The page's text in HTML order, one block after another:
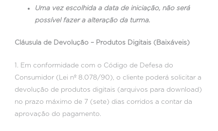
Uma vez escolhida a data de iniciação, não será
possível fazer a alteração da turma.
Cláusula de Devolução – Produtos Digitais (Baixáveis)
1. Em conformidade com o Código de Defesa do
Consumidor (Lei nº 8.078/90), o cliente poderá solicitar a
devolução de produtos digitais (arquivos para download)
no prazo máximo de 7 (sete) dias corridos a contar da
aprovação do pagamento.